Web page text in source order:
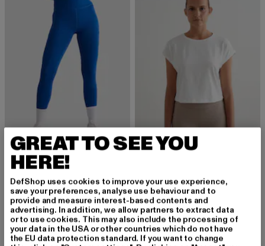
AIMN
Running
80,99 EUR
Derzeitiger Preis: 80,99 EUR
89,99 EURAktionspreis: 89,99 EUR
Soft Basic
33,24 EUR
Derzeitiger Preis: 33,24 EUR
GREAT TO SEE YOU
HERE!
DefShop uses cookies to improve your use experience,
save your preferences, analyse use behaviour and to
provide and measure interest-based contents and
advertising. In addition, we allow partners to extract data
or to use cookies. This may also include the processing of
your data in the USA or other countries which do not have
the EU data protection standard. If you want to change